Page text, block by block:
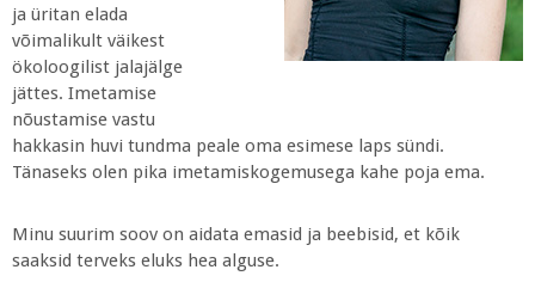
ja üritan elada
võimalikult väikest
ökoloogilist jalajälge
jättes. Imetamise
nõustamise vastu
hakkasin huvi tundma peale oma esimese laps sündi.
Tänaseks olen pika imetamiskogemusega kahe poja ema.
Minu suurim soov on aidata emasid ja beebisid, et kõik
saaksid terveks eluks hea alguse.